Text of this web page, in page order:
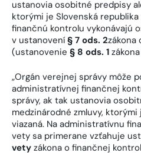
ustanovia osobitné predpisy
ktorými je Slovenská
finančnú kontrolu vykonávajú
v ustanovení§ 7 ods. 2zákona
(ustanovenie § 8 ods. 1
„Orgán verejnej správy môže
administratívnej finančnej
správy, ak tak ustanovia
medzinárodné zmluvy,
viazaná. Na administratívnu
vety sa primerane vzťahuje
vety zákona o finančnej